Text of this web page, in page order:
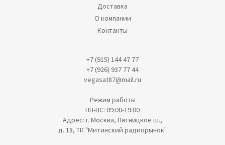
Доставка
О компании
Контакты
+7 (915) 144 47 77
+7 (926) 937 77 44
vegasat87@mail.ru
Режим работы
ПН-ВС: 09:00-19:00
Адрес: г. Москва, Пятницкое ш.,
д. 18, ТК "Митинский радиорынок"